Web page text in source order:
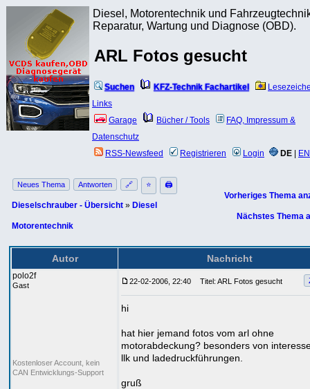
Diesel, Motorentechnik und
Reparatur, Wartung und Diagnose (OBD).
ARL Fotos gesucht
Suchen KFZ-Technik Fachartikel
Links
Garage
Bücher / Tools
FAQ, Impressum &
Datenschutz
RSS-Newsfeed
Registrieren Login DE EN
Neues Thema Antworten 🔗 ⭐ 🖨
Dieselschrauber - Übersicht » Diesel
Motorentechnik
Vorheriges Thema
Nächstes Thema
Autor Nachricht
polo2f
Gast
Kostenloser Account, kein
CAN Entwicklungs-Support
22-02-2006, 22:40 Titel: ARL Fotos gesucht
hi
hat hier jemand fotos vom arl ohne
motorabdeckung? besonders von
llk und ladedruckführungen.
gruß